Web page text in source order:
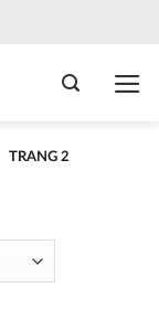
TRANG 2